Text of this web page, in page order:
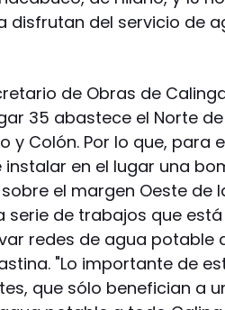
disfrutan del servicio de
de Obras de
35 abastece el Norte
y Colón. Por lo que, para
instalar en el lugar una
el margen Oeste de
serie de trabajos que
redes de agua
"Lo importante de
que sólo benefician a